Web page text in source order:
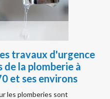
travaux d'urgence
la plomberie à
et ses environs
les plomberies sont